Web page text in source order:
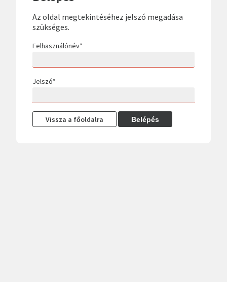
Az oldal megtekintéséhez jelszó megadása
szükséges.
Felhasználónév*
Jelszó*
Vissza a főoldalra Belépés